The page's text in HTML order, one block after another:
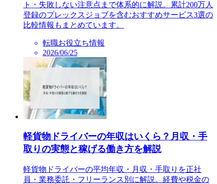
ト・失敗しない注意点まで体系的に解説。累計200万人
登録のプレックスジョブを含むおすすめサービス3選の
比較情報もまとめています。
転職お役立ち情報
2026/06/25
軽貨物ドライバーの年収はいくら？月収・手
取りの実態と稼げる働き方を解説
軽貨物ドライバーの平均年収・月収・手取りを正社
員・業務委託・フリーランス別に解説。経費や税金の